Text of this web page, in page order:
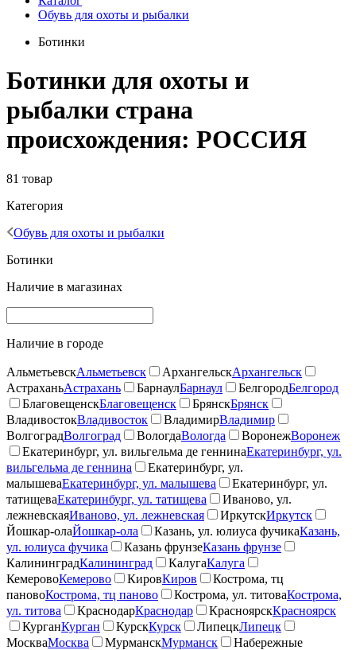
Обувь для охоты и рыбалки
Ботинки
Ботинки для охоты и
рыбалки страна
происхождения: РОССИЯ
81 товар
Категория
Обувь для охоты и рыбалки
Ботинки
Наличие в магазинах
Наличие в городе
АльметьевскАльметьевск АрхангельскАрхангельск
АстраханьАстрахань БарнаулБарнаул БелгородБелгород
БлаговещенскБлаговещенск БрянскБрянск
ВладивостокВладивосток ВладимирВладимир
ВолгоградВолгоград ВологдаВологда ВоронежВоронеж
Екатеринбург, ул. вильгельма де геннинаЕкатеринбург, ул.
вильгельма де геннина
Екатеринбург, ул.
малышеваЕкатеринбург, ул. малышева
Екатеринбург, ул.
татищеваЕкатеринбург, ул. татищева
Иваново, ул.
лежневскаяИваново, ул. лежневская ИркутскИркутск
Йошкар-олаЙошкар-ола Казань, ул. юлиуса фучикаКазань,
ул. юлиуса фучика
Казань фрунзеКазань фрунзе
КалининградКалининград КалугаКалуга
КемеровоКемерово КировКиров
Кострома, тц
пановоКострома, тц паново Кострома, ул. титоваКострома,
ул. титова
КраснодарКраснодар КрасноярскКрасноярск
КурганКурган КурскКурск ЛипецкЛипецк
МоскваМосква МурманскМурманск
Набережные